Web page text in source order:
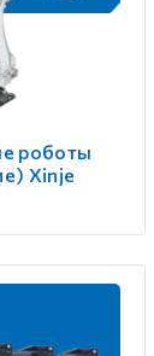
роботы
Xinje